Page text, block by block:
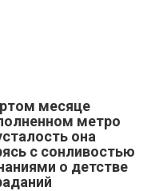
месяце
метро
она
с сонливостью
о детстве